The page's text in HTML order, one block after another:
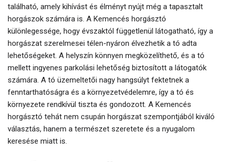
található, amely kihívást és élményt nyújt még a tapasztalt
horgászok számára is. A Kemencés horgásztó
különlegessége, hogy évszaktól függetlenül látogatható, így a
horgászat szerelmesei télen-nyáron élvezhetik a tó adta
lehetőségeket. A helyszín könnyen megközelíthető, és a tó
mellett ingyenes parkolási lehetőség biztosított a látogatók
számára. A tó üzemeltetői nagy hangsúlyt fektetnek a
fenntarthatóságra és a környezetvédelemre, így a tó és
környezete rendkívül tiszta és gondozott. A Kemencés
horgásztó tehát nem csupán horgászat szempontjából kiváló
választás, hanem a természet szeretete és a nyugalom
keresése miatt is.